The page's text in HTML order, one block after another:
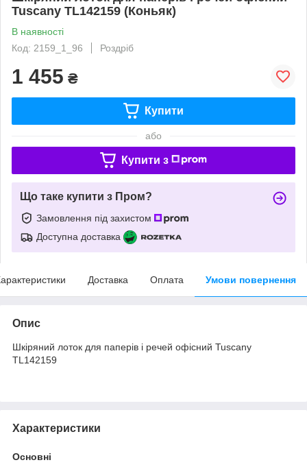
Tuscany TL142159 (Коньяк)
В наявності
Код: 2159_1_96
Роздріб
1 455 ₴
Купити
або
Купити з
Що таке купити з Пром?
Замовлення під захистом
Доступна доставка
Доставка Оплата Умови повернення
Опис
Шкіряний лоток для паперів і речей офісний Tuscany
TL142159
Характеристики
Основні